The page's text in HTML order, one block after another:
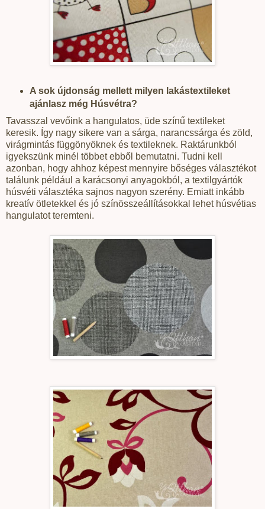
A sok újdonság mellett milyen lakástextileket
ajánlasz még Húsvétra?
Tavasszal vevőink a hangulatos, üde színű textileket
keresik. Így nagy sikere van a sárga, narancssárga és zöld,
virágmintás függönyöknek és textileknek. Raktárunkból
igyekszünk minél többet ebből bemutatni. Tudni kell
azonban, hogy ahhoz képest mennyire bőséges választékot
találunk például a karácsonyi anyagokból, a textilgyártók
húsvéti választéka sajnos nagyon szerény. Emiatt inkább
kreatív ötletekkel és jó színösszeállításokkal lehet húsvétias
hangulatot teremteni.